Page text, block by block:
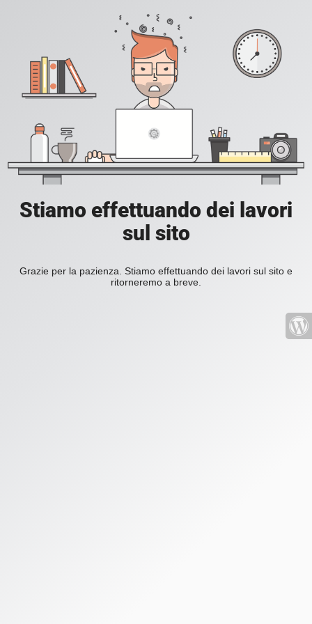
Stiamo effettuando dei lavori
sul sito
Grazie per la pazienza. Stiamo effettuando dei lavori sul sito e
ritorneremo a breve.